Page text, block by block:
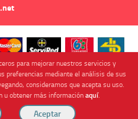
para mejorar nuestros servicios y
preferencias mediante el análisis de sus
consideramos que acepta su uso.
u obtener más informaciónaquí.